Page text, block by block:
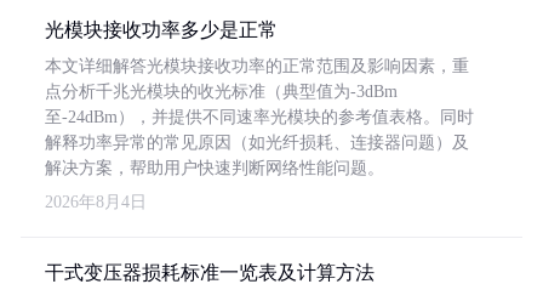
光模块接收功率多少是正常
本文详细解答光模块接收功率的正常范围及影响因素，重
点分析千兆光模块的收光标准（典型值为-3dBm
至-24dBm），并提供不同速率光模块的参考值表格。同时
解释功率异常的常见原因（如光纤损耗、连接器问题）及
解决方案，帮助用户快速判断网络性能问题。
2026年8月4日
干式变压器损耗标准一览表及计算方法